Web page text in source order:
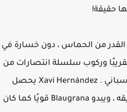
حقيقة!
من الحماس ، دون خسارة في
وركوب سلسلة انتصارات من
أربع مباريات في الدوري الإسباني . Xavi Hernández يحصل
أيضًا على أفضل ما في فريقه ، ويبدو Blaugrana قويًا كما كان